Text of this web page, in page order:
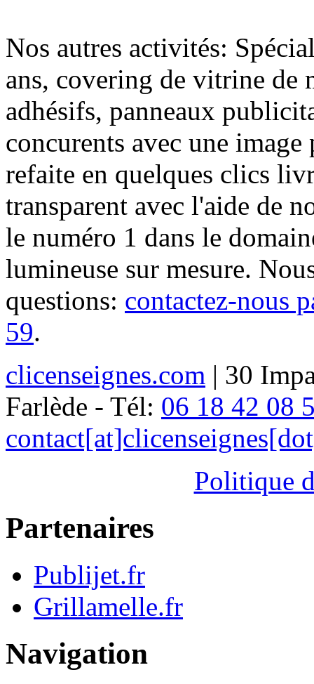
Nos autres activités:
ans, covering de vitrine de
adhésifs, panneaux
concurents avec une
refaite en quelques clics
transparent avec l'aide de
le numéro 1 dans le
lumineuse sur mesure.
questions: contactez-nous
59.
clicenseignes.com | 30
Farlède - Tél: 06 18 42 08
Politique
Partenaires
Publijet.fr
Grillamelle.fr
Navigation